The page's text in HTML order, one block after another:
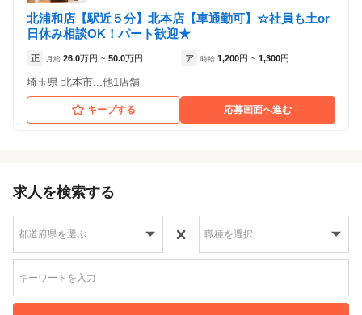
北浦和店【駅近５分】北本店【車通勤可】☆社員も土or
日休み相談OK！パート歓迎★
正 月給 26.0万円 ~ 50.0万円 ア 時給 1,200円 ~ 1,300円
埼玉県 北本市...他1店舗
キープする 応募画面へ進む
求人を検索する